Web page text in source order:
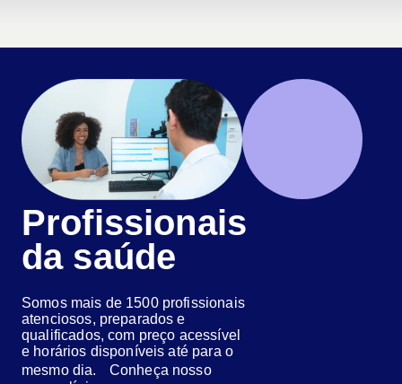
Profissionais
da saúde
Somos mais de 1500 profissionais
atenciosos, preparados e
qualificados, com preço acessível
e horários disponíveis até para o
mesmo dia. Conheça nosso